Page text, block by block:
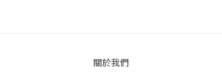
關於我們